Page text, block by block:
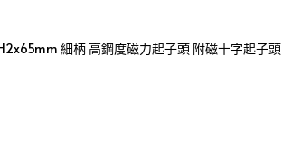
細柄 高鋼度磁力起子頭 附磁十字起子頭